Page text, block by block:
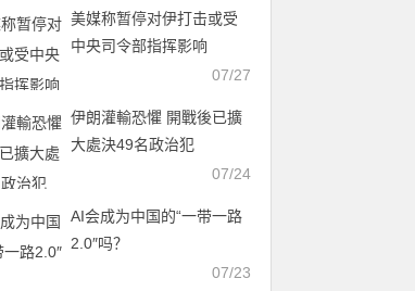
美媒称暂停对伊打击或受
中央司令部指挥影响
07/27
伊朗灌輸恐懼 開戰後已擴
大處決49名政治犯
07/24
AI会成为中国的“一带一路
2.0″吗？
07/23